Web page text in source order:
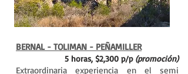
BERNAL - TOLIMAN - PEÑAMILLER
5 horas, $2,300 p/p(promoción)
Extraordinaria experiencia en el semi